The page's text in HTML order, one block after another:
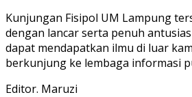
Kunjungan Fisipol UM Lampung
dengan lancar serta penuh
dapat mendapatkan ilmu di luar
berkunjung ke lembaga informasi
Editor. Maruzi